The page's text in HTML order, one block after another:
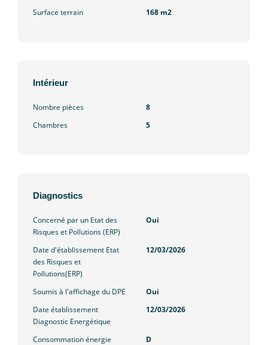
Surface terrain
168 m2
Intérieur
Nombre pièces
8
Chambres
5
Diagnostics
Concerné par un Etat des
Risques et Pollutions (ERP)
Oui
Date d'établissement Etat
des Risques et
Pollutions(ERP)
12/03/2026
Soumis à l'affichage du DPE
Oui
Date établissement
Diagnostic Energétique
12/03/2026
Consommation énergie
D